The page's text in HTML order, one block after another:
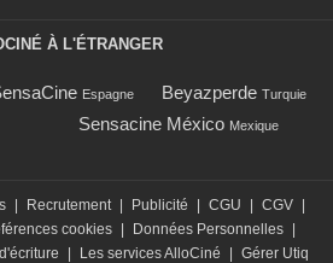
À L'ÉTRANGER
Espagne Beyazperde Turquie
Sensacine México Mexique
| Recrutement | Publicité | CGU | CGV |
cookies | Données Personnelles |
| Les services AlloCiné | Gérer Utiq